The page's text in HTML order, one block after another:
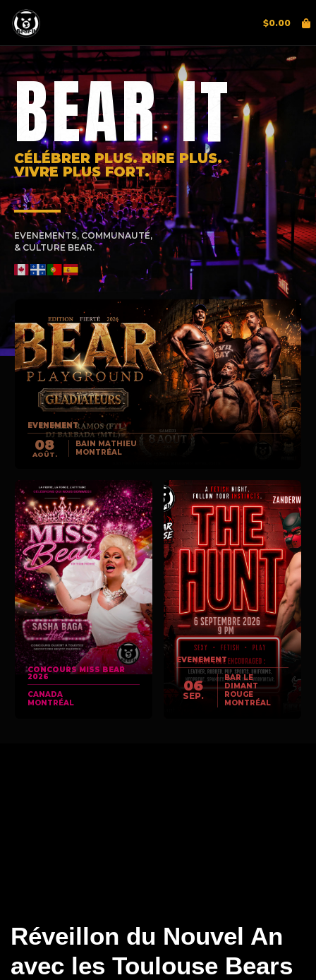
$0.00
BEAR IT
CÉLÉBRER PLUS. RIRE PLUS.
VIVRE PLUS FORT.
EVENEMENTS, COMMUNAUTÉ,
& CULTURE BEAR.
EVENEMENT
08
AOÛT.
BAIN MATHIEU
MONTRÉAL
CONCOURS MISS BEAR
2026
CANADA
MONTRÉAL
EVENEMENT
06
SEP.
BAR LE
DIMANT
ROUGE
MONTRÉAL
Réveillon du Nouvel An
avec les Toulouse Bears